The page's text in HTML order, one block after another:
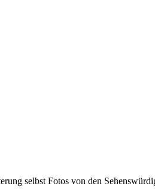
selbst Fotos von den